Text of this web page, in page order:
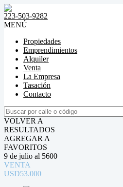
223-503-9282
MENÚ
Propiedades
Emprendimientos
Alquiler
Venta
La Empresa
Tasación
Contacto
VOLVER A
RESULTADOS
AGREGAR A
FAVORITOS
9 de julio al 5600
VENTA
USD53.000